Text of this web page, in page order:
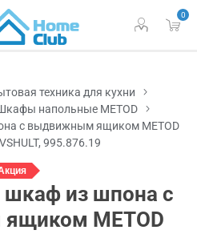
0
техника для кухни
напольные METOD
с выдвижным ящиком METOD
995.876.19
шкаф из шпона с
METOD